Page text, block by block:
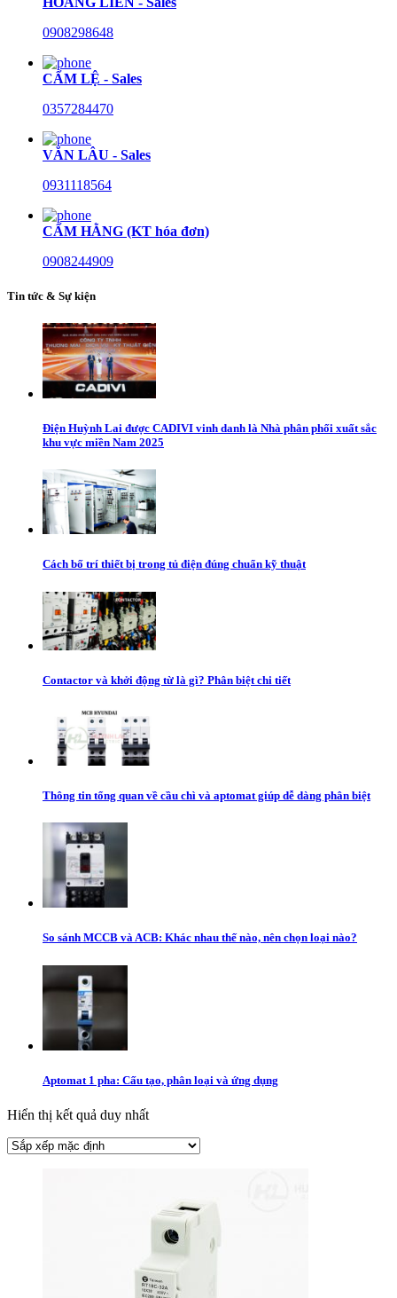
0908298648
CẨM LỆ - Sales
0357284470
VĂN LÂU - Sales
0931118564
CẨM HẰNG (KT hóa đơn)
0908244909
Tin tức & Sự kiện
Điện Huỳnh Lai được CADIVI vinh danh là Nhà phân phối xuất sắc
khu vực miền Nam 2025
Cách bố trí thiết bị trong tủ điện đúng chuẩn kỹ thuật
Contactor và khởi động từ là gì? Phân biệt chi tiết
Thông tin tổng quan về cầu chì và aptomat giúp dễ dàng phân biệt
So sánh MCCB và ACB: Khác nhau thế nào, nên chọn loại nào?
Aptomat 1 pha: Cấu tạo, phân loại và ứng dụng
Hiển thị kết quả duy nhất